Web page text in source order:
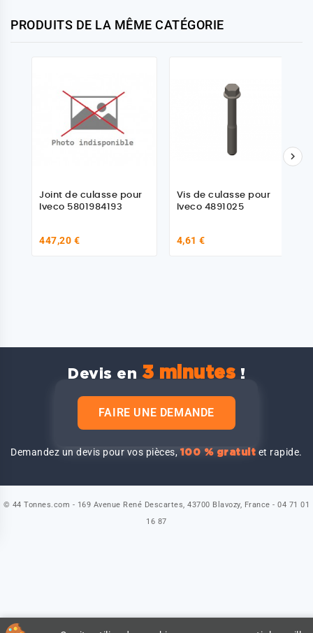
PRODUITS DE LA MÊME CATÉGORIE
Joint de culasse pour
Iveco 5801984193
447,20 €
Vis de culasse pour
Iveco 4891025
4,61 €

Devis en 3 minutes !
FAIRE UNE DEMANDE
Demandez un devis pour vos pièces,100 % gratuit et rapide.
© 44 Tonnes.com - 169 Avenue René Descartes, 43700 Blavozy, France - 04 71 01
16 87